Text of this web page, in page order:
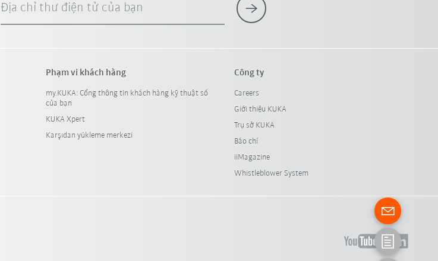
Địa chỉ thư điện tử của bạn
Phạm vi khách hàng
my.KUKA: Cổng thông tin khách hàng kỹ thuật số
của bạn
KUKA Xpert
Karşıdan yükleme merkezi
Công ty
Careers
Giới thiệu KUKA
Trụ sở KUKA
Báo chí
iiMagazine
Whistleblower System